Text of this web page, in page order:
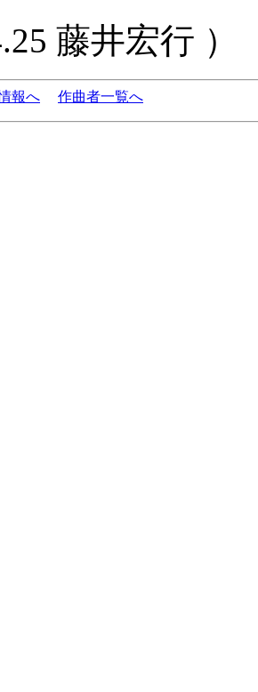
藤井宏行 ）
報へ 作曲者一覧へ